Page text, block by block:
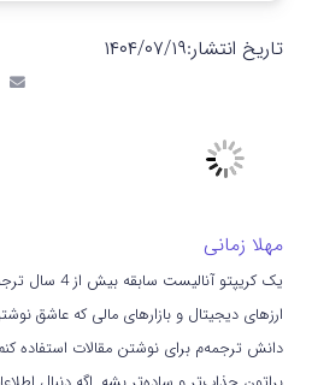
تاریخ انتشار:۱۴۰۴/۰۷/۱۹
مهلا زمانی
یک کریپتو
ارزهای دیجیتال و بازارهای مالی که
دانش ترجمه‌م برای نوشتن مقالات استفاده